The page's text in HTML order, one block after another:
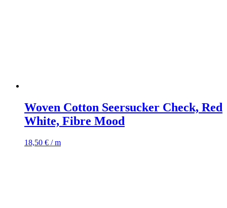
Woven Cotton Seersucker Check, Red
White, Fibre Mood
18,50 € / m